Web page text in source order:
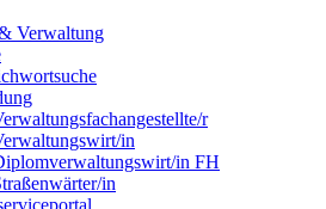
Verwaltung
r
in
in FH
in